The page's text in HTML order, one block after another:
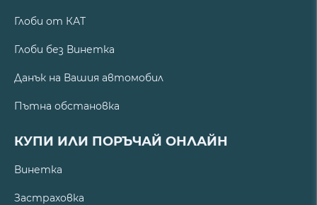
Глоби от КАТ
Глоби без Винетка
Данък на Вашия автомобил
Пътна обстановка
КУПИ ИЛИ ПОРЪЧАЙ ОНЛАЙН
Винетка
Застраховка